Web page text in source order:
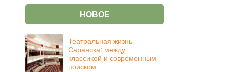
НОВОЕ
Театральная жизнь
Саранска: между
классикой и современным
поиском